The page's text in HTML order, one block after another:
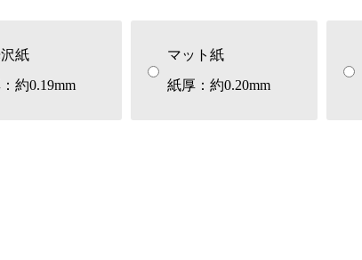
紙
約0.19mm
マット紙
紙厚：約0.20mm